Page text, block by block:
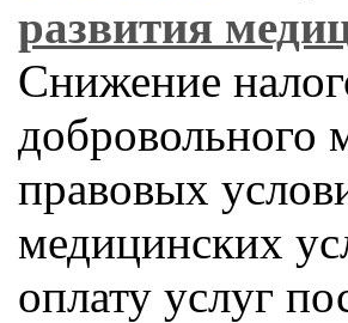
развития
Снижение
добровольного
правовых
медицинских
оплату услуг